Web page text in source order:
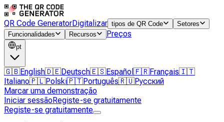
QR Code GeneratorDigitalizar tipos de QR Code
Setores
Funcionalidades
Recursos Preços
pt
🇬🇧English🇩🇪Deutsch🇪🇸Español 🇫🇷Français🇮🇹
Italiano🇵🇱Polski🇵🇹Português🇷🇺Русский
Marcar uma demonstração
Iniciar sessãoRegiste-se gratuitamente
Registe-se gratuitamente